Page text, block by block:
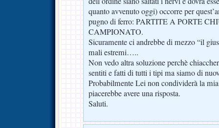
quanto avvenuto oggi) occorre per
pugno di ferro: PARTITE A PORTE
CAMPIONATO.
Sicuramente ci andrebbe di mezzo “il
mali estremi…..
Non vedo altra soluzione perchè
sentiti e fatti di tutti i tipi ma siamo di
Probabilmente Lei non condividerà la
piacerebbe avere una risposta.
Saluti.